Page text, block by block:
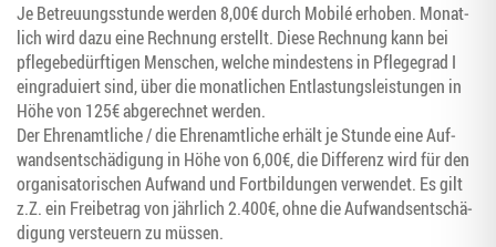
Je Betreu­ungs­stun­de wer­den 8,00€ durch Mobilé erho­ben. Monat­
lich wird dazu eine Rech­nung erstellt. Die­se Rech­nung kann bei
pfle­ge­be­dürf­ti­gen Men­schen, wel­che min­des­tens in Pfle­ge­grad I
ein­gra­du­iert sind, über die monat­li­chen Ent­las­tungs­leis­tun­gen in
Höhe von 125€ abge­rech­net werden.
Der Ehren­amt­li­che / die Ehren­amt­li­che erhält je Stun­de eine Auf­
wands­ent­schä­di­gung in Höhe von 6,00€, die Dif­fe­renz wird für den
orga­ni­sa­to­ri­schen Auf­wand und Fort­bil­dun­gen ver­wen­det. Es gilt
z.Z. ein Frei­be­trag von jähr­lich 2.400€, ohne die Auf­wands­ent­schä­
di­gung ver­steu­ern zu müssen.